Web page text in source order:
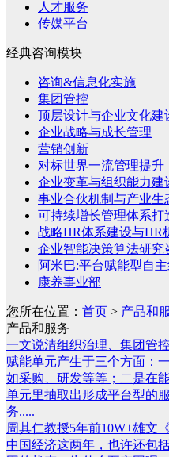
人才服务
传媒平台
经典咨询模块
咨询&信息化实施
集团管控
顶层设计与企业文化建
企业战略与成长管理
营销创新
对标世界一流管理提升
企业变革与组织能力建
事业合伙机制与产业生
可持续增长管理体系打
战略HR体系建设与HR
企业智能决策算法研究
阿米巴:平台赋能型自
康养事业部
您所在位置： 首页 > 产品和
产品和服务
一文说清组织治理、集团管
赋能单元产生于三个方面：
如采购、研发等等；二是在
单元里抽取出形成平台型的
务.....
周其仁教授5年前10W+雄文
中国经济这两年，也许还包